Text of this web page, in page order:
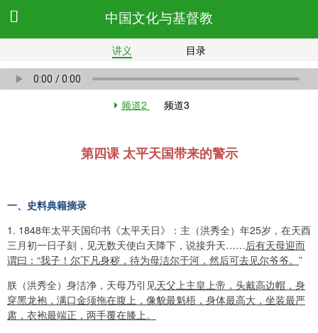
中国文化与基督教
讲义 目录
频道2 频道3
第四课 太平天国带来的警示
一、史料典籍摘录
1. 1848年太平天国印书《太平天日》：主（洪秀全）年25岁，在天酉
三月初一日子刻，见无数天使白天降下，说接升天……后有天母迎而
谓曰： “我子！尔下凡身秽，待为母洁尔于河，然后可去见尔爷爷。 ”
朕（洪秀全）身洁净，天母乃引见天父上主皇上帝，头戴高边帽，身
穿黑龙袍，满口金须拖在腹上，像貌最魁梧，身体最高大，坐装最严
肃，衣袍最端正，两手覆在膝上。